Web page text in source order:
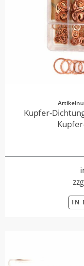
Kupfer-
IN